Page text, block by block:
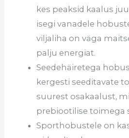
kes peaksid kaalus
isegi vanadele
viljaliha on väga
palju energiat.
Seedehäiretega
kergesti seeditavate
suurest osakaalust,
prebiootilise toimega
Sporthobustele on